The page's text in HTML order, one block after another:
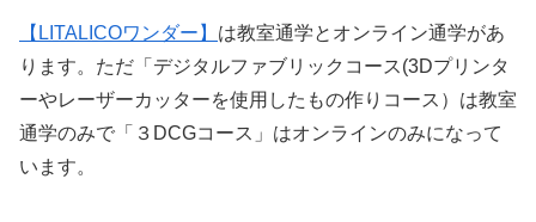
【LITALICOワンダー】 は教室通学とオンライン通学があ
ります。ただ「デジタルファブリックコース(3Dプリンタ
ーやレーザーカッターを使用したもの作りコース）は教室
通学のみで「３DCGコース」はオンラインのみになって
います。